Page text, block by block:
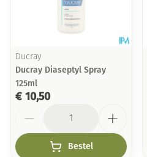
Ducray
Ducray Diaseptyl Spray
125ml
€ 10,50
Bestel